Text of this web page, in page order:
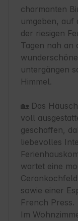
charmanten
umgeben, auf
der riesigen
Tagen nah an
untergängen
Himmel.
🏡 Das
voll
geschaffen,
liebevolles
wartet eine
sowie einer
French Press.
Im